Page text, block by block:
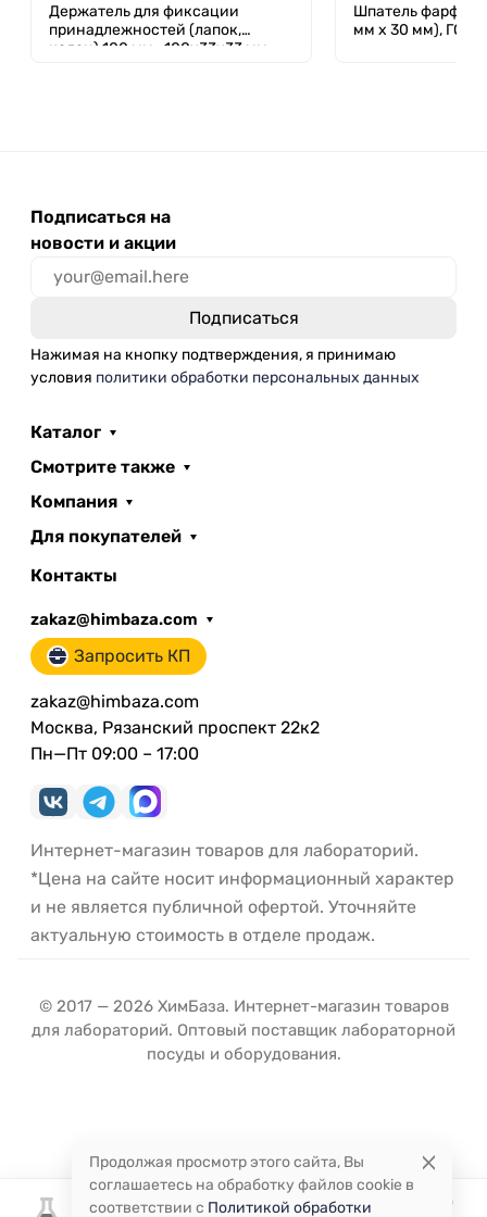
Держатель для фиксации
принадлежностей (лапок,
колец) 100 мм., 100х33х33 мм
Шпатель
мм х 30 мм), ГОСТ
Подписаться на
новости и акции
Нажимая на кнопку подтверждения, я принимаю
условия политики обработки персональных данных
Каталог
Смотрите также
Компания
Для покупателей
Контакты
zakaz@himbaza.com
Запросить КП
zakaz@himbaza.com
Москва, Рязанский проспект 22к2
Пн—Пт 09:00 – 17:00
Интернет-магазин товаров для лабораторий.
*Цена на сайте носит информационный характер
и не является публичной офертой. Уточняйте
актуальную стоимость в отделе продаж.
© 2017 — 2026 ХимБаза. Интернет-магазин товаров
для лабораторий. Оптовый поставщик лабораторной
посуды и оборудования.
Продолжая просмотр этого сайта, Вы
соглашаетесь на обработку файлов cookie в
соответствии с Политикой обработки